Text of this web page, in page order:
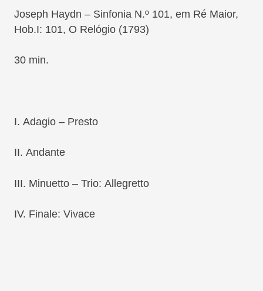
Joseph Haydn – Sinfonia N.º 101, em Ré Maior,
Hob.I: 101, O Relógio (1793)
30 min.
I. Adagio – Presto
II. Andante
III. Minuetto – Trio: Allegretto
IV. Finale: Vivace